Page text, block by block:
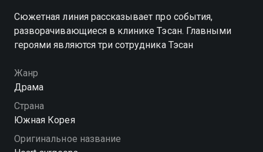
Сюжетная линия рассказывает про события,
разворачивающиеся в клинике Тэсан. Главными
героями являются три сотрудника Тэсан
Жанр
Драма
Страна
Южная Корея
Оригинальное название